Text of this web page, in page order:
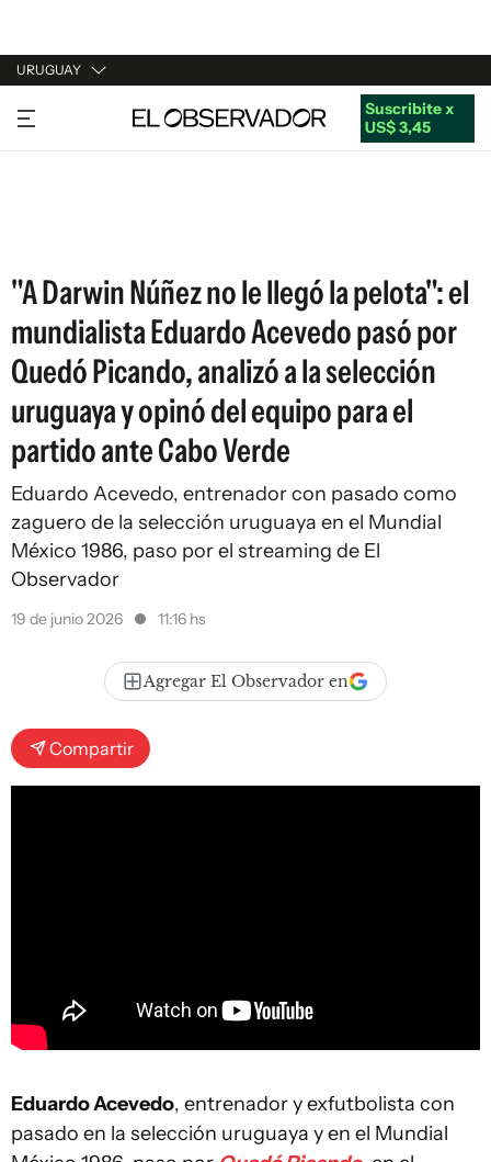
URUGUAY
URUGUAY
ARGENTINA
Suscribite x
US$ 3,45
"A Darwin Núñez no le llegó la pelota": el
mundialista Eduardo Acevedo pasó por
Quedó Picando, analizó a la selección
uruguaya y opinó del equipo para el
partido ante Cabo Verde
Eduardo Acevedo, entrenador con pasado como
zaguero de la selección uruguaya en el Mundial
México 1986, paso por el streaming de El
Observador
19 de junio 2026 11:16 hs
Agregar El Observador en
Compartir
Eduardo Acevedo, entrenador y exfutbolista con
pasado en la selección uruguaya y en el Mundial